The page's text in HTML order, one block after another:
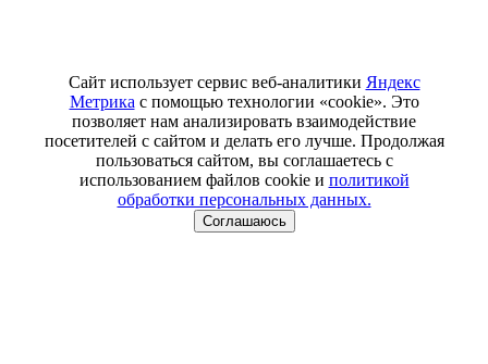
Сайт использует сервис веб-аналитики Яндекс
Метрика с помощью технологии «cookie». Это
позволяет нам анализировать взаимодействие
посетителей с сайтом и делать его лучше. Продолжая
пользоваться сайтом, вы соглашаетесь с
использованием файлов cookie и политикой
обработки персональных данных.
Соглашаюсь